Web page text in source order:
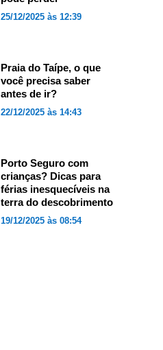
25/12/2025 às 12:39
Praia do Taípe, o que
você precisa saber
antes de ir?
22/12/2025 às 14:43
Porto Seguro com
crianças? Dicas para
férias inesquecíveis na
terra do descobrimento
19/12/2025 às 08:54